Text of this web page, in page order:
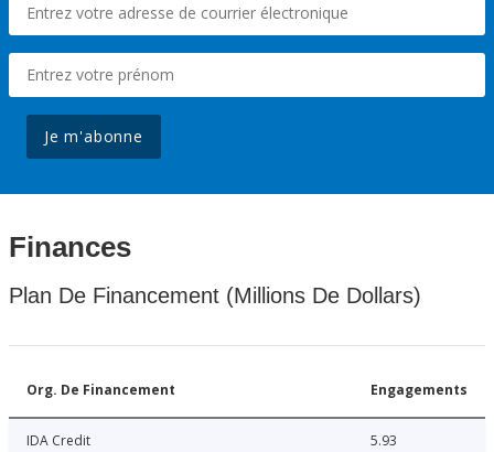
Je m'abonne
Finances
Plan De Financement (Millions De Dollars)
Org. De Financement Engagements
IDA Credit 5.93